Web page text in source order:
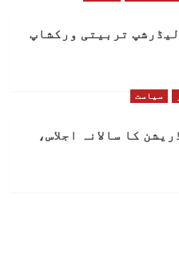
تربیتی ورکشاپ
سیاست
کا سالانہ اجلاس،